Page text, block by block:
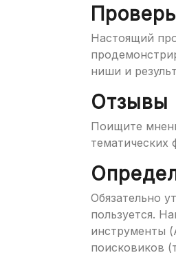
Настоящий
ниши и
Отзывы
Поищите
тематических
Обязательно
пользуется.
инструменты
поисковиков